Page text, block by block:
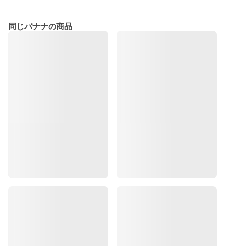
同じバナナの商品